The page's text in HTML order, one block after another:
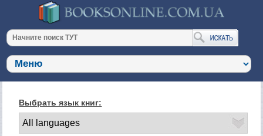
Выбрать язык книг: